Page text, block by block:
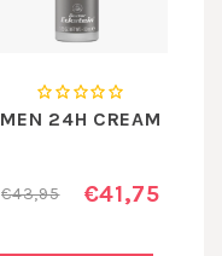
MEN 24H CREAM
€43,95 €41,75